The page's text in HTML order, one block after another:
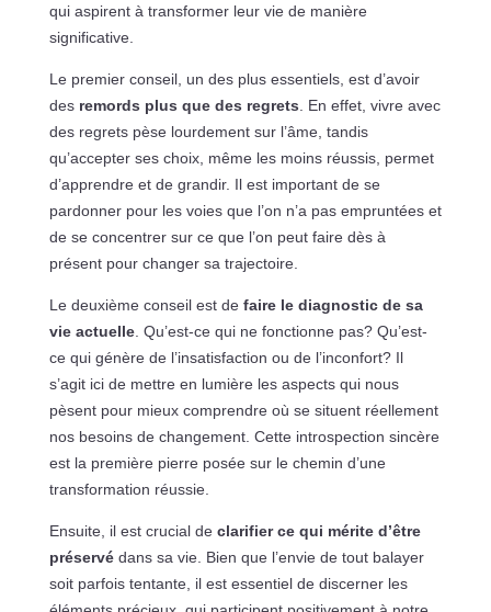
qui aspirent à transformer leur vie de manière
significative.
Le premier conseil, un des plus essentiels, est d’avoir
des remords plus que des regrets . En effet, vivre avec
des regrets pèse lourdement sur l’âme, tandis
qu’accepter ses choix, même les moins réussis, permet
d’apprendre et de grandir. Il est important de se
pardonner pour les voies que l’on n’a pas empruntées et
de se concentrer sur ce que l’on peut faire dès à
présent pour changer sa trajectoire.
Le deuxième conseil est de faire le diagnostic de sa
vie actuelle. Qu’est-ce qui ne fonctionne pas? Qu’est-
ce qui génère de l’insatisfaction ou de l’inconfort? Il
s’agit ici de mettre en lumière les aspects qui nous
pèsent pour mieux comprendre où se situent réellement
nos besoins de changement. Cette introspection sincère
est la première pierre posée sur le chemin d’une
transformation réussie.
Ensuite, il est crucial de clarifier ce qui mérite d’être
préservédans sa vie. Bien que l’envie de tout balayer
soit parfois tentante, il est essentiel de discerner les